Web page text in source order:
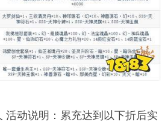
活动说明：累充达到以下折后实